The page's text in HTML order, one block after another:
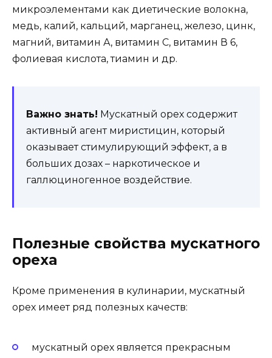
микроэлементами как диетические волокна,
медь, калий, кальций, марганец, железо, цинк,
магний, витамин А, витамин С, витамин В 6,
фолиевая кислота, тиамин и др.
Важно знать! Мускатный орех содержит
активный агент миристицин, который
оказывает стимулирующий эффект, а в
больших дозах – наркотическое и
галлюциногенное воздействие.
Полезные свойства мускатного
ореха
Кроме применения в кулинарии, мускатный
орех имеет ряд полезных качеств:
мускатный орех является прекрасным